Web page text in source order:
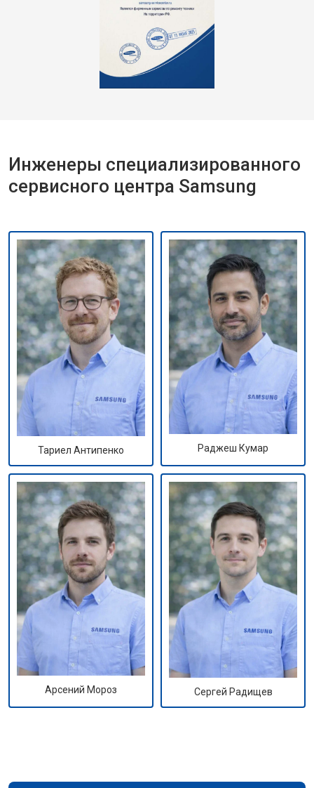
Инженеры специализированного
сервисного центра Samsung
Тариел Антипенко Раджеш Кумар
Арсений Мороз Сергей Радищев